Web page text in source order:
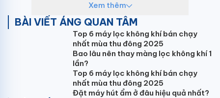
Thiết kế hiện đại, sang trọng, lựa chọn lắp
đặt tuyệt vời cho phòng 20m2
Điều hòa Daikin 12000 BTU inverter
FTKB35ZVMV thiết kế đường cong mềm mại làm
tăng thêm giá trị thẩm mỹ cho sản phẩm cũng đồng
thời tạo nên vẻ đẹp sang trọng, hiện đại cho không
gian của người sử dụng.
Xem thêm
BÀI VIẾT ÁNG QUAN TÂM
Top 6 máy lọc không khí bán chạy
nhất mùa thu đông 2025
Bao lâu nên thay màng lọc không khí 1
lần?
Top 6 máy lọc không khí bán chạy
nhất mùa thu đông 2025
Đặt máy hút ẩm ở đâu hiệu quả nhất?